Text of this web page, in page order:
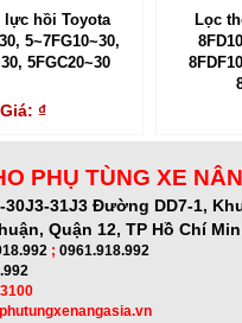
lực hồi Toyota
5~7FG10~30,
5FGC20~30
Giá: ₫
Lọc
PHỤ TÙNG XE
30J3-31J3 Đường DD7-1,
Quận 12, TP Hồ Chí
; 0961.918.992